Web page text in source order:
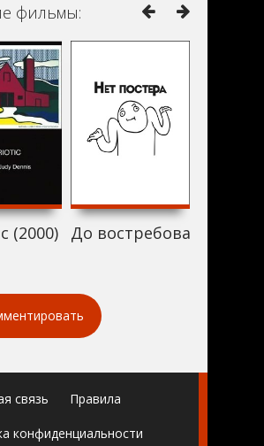
фильмы:
(2000) До востребования
связь Правила
конфиденциальности